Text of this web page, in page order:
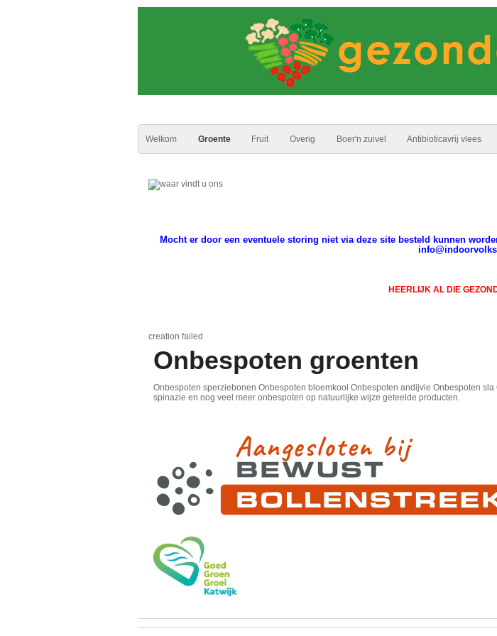
Welkom Groente Fruit Overig Boer'n zuivel Antibioticavrij vlees
Mocht er door een eventuele storing niet via deze site besteld kunnen
HEERLIJK AL DIE
creation failed
Onbespoten groenten
Onbespoten sperziebonen Onbespoten bloemkool Onbespoten andijvie Onbespoten
spinazie en nog veel meer onbespoten op natuurlijke wijze geteelde producten.